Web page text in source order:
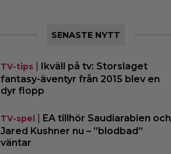
SENASTE NYTT
TV-tips| Ikväll på tv: Storslaget
fantasy-äventyr från 2015 blev en
dyr flopp
TV-spel
EA tillhör Saudiarabien och
Jared Kushner nu – ”blodbad”
väntar